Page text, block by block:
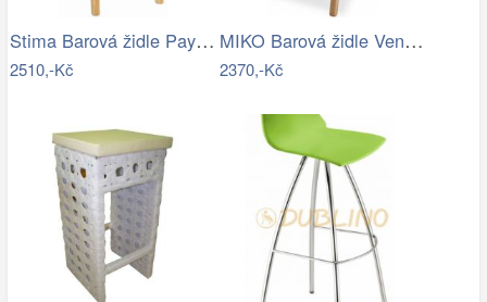
Stima Barová židle Paysane Bar masiv Buk
2510,-Kč
MIKO Barová židle Venezia bar - masiv…
2370,-Kč